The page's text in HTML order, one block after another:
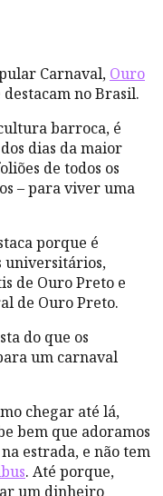
Carnaval, Ouro
destacam no Brasil.
barroca, é
dias da maior
de todos os
– para viver uma
porque é
universitários,
de Ouro Preto e
de Ouro Preto.
do que os
um carnaval
chegar até lá,
bem que adoramos
estrada, e não tem
. Até porque,
um dinheiro